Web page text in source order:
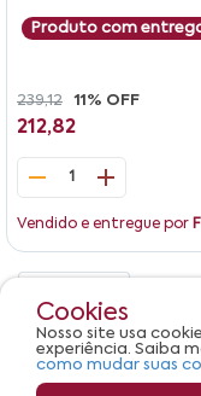
Produto com
239,12 11% OFF
212,82
1
Vendido e entregue por
Produto não
Cookies
Nosso site usa
experiência. Saiba
como mudar suas